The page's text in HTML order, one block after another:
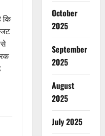
कि
October
2025
September
2025
August
2025
July 2025